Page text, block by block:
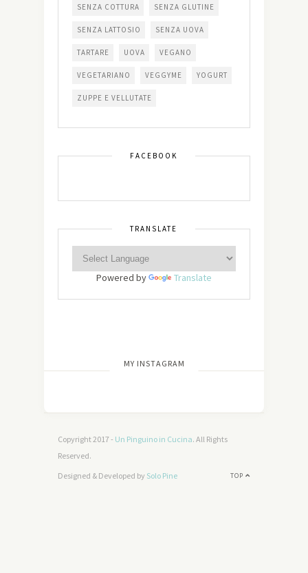
SENZA COTTURA SENZA GLUTINE
SENZA LATTOSIO SENZA UOVA
TARTARE UOVA VEGANO
VEGETARIANO VEGGYME YOGURT
ZUPPE E VELLUTATE
FACEBOOK
TRANSLATE
Powered by Translate
MY INSTAGRAM
[wdi_feed id=”2″]
Copyright 2017 - Un Pinguino in Cucina. All Rights
Reserved.
TOP
Designed & Developed by Solo Pine